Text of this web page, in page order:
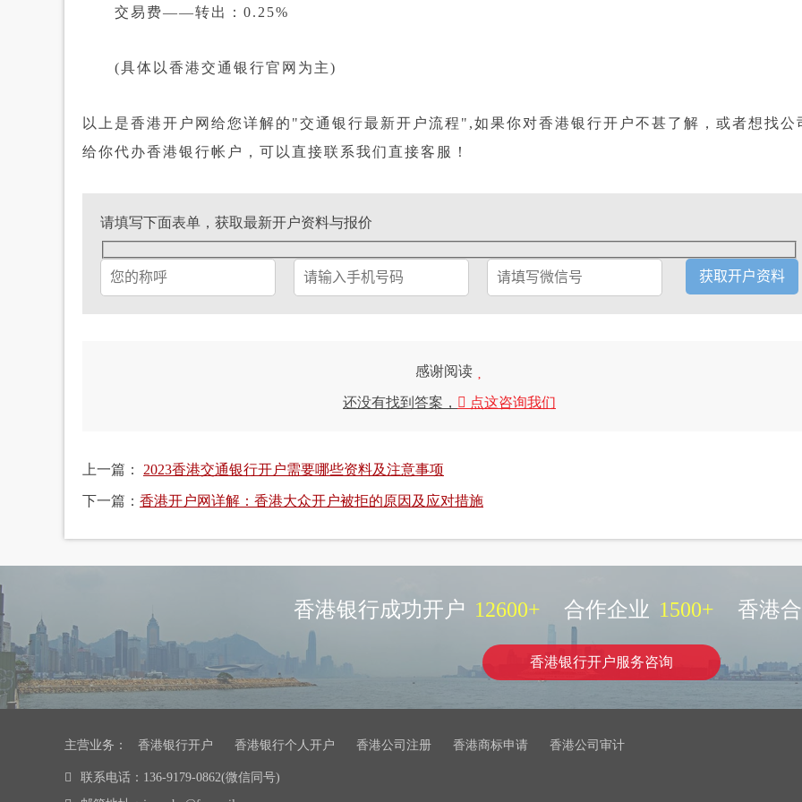
交易费——转出：0.25%
(具体以香港交通银行官网为主)
以上是香港开户网给您详解的"交通银行最新开户流程",如果你对香港银行开户不甚了解，或者想找公
给你代办香港银行帐户，可以直接联系我们直接客服！
请填写下面表单，获取最新开户资料与报价
感谢阅读
还没有找到答案， 点这咨询我们
上一篇： 2023香港交通银行开户需要哪些资料及注意事项
下一篇： 香港开户网详解：香港大众开户被拒的原因及应对措施
香港银行成功开户 12600+ 合作企业 1500+ 香港
香港银行开户服务咨询
主营业务： 香港银行开户 香港银行个人开户 香港公司注册 香港商标申请 香港公司审计
联系电话：136-9179-0862(微信同号)